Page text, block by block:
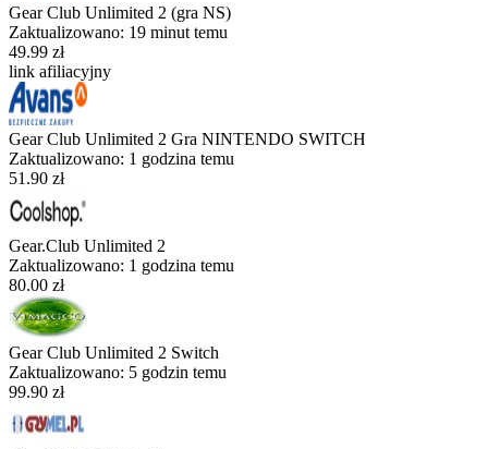
Gear Club Unlimited 2 (gra NS)
Zaktualizowano: 19 minut temu
49.99 zł
link afiliacyjny
Gear Club Unlimited 2 Gra NINTENDO SWITCH
Zaktualizowano: 1 godzina temu
51.90 zł
Gear.Club Unlimited 2
Zaktualizowano: 1 godzina temu
80.00 zł
Gear Club Unlimited 2 Switch
Zaktualizowano: 5 godzin temu
99.90 zł